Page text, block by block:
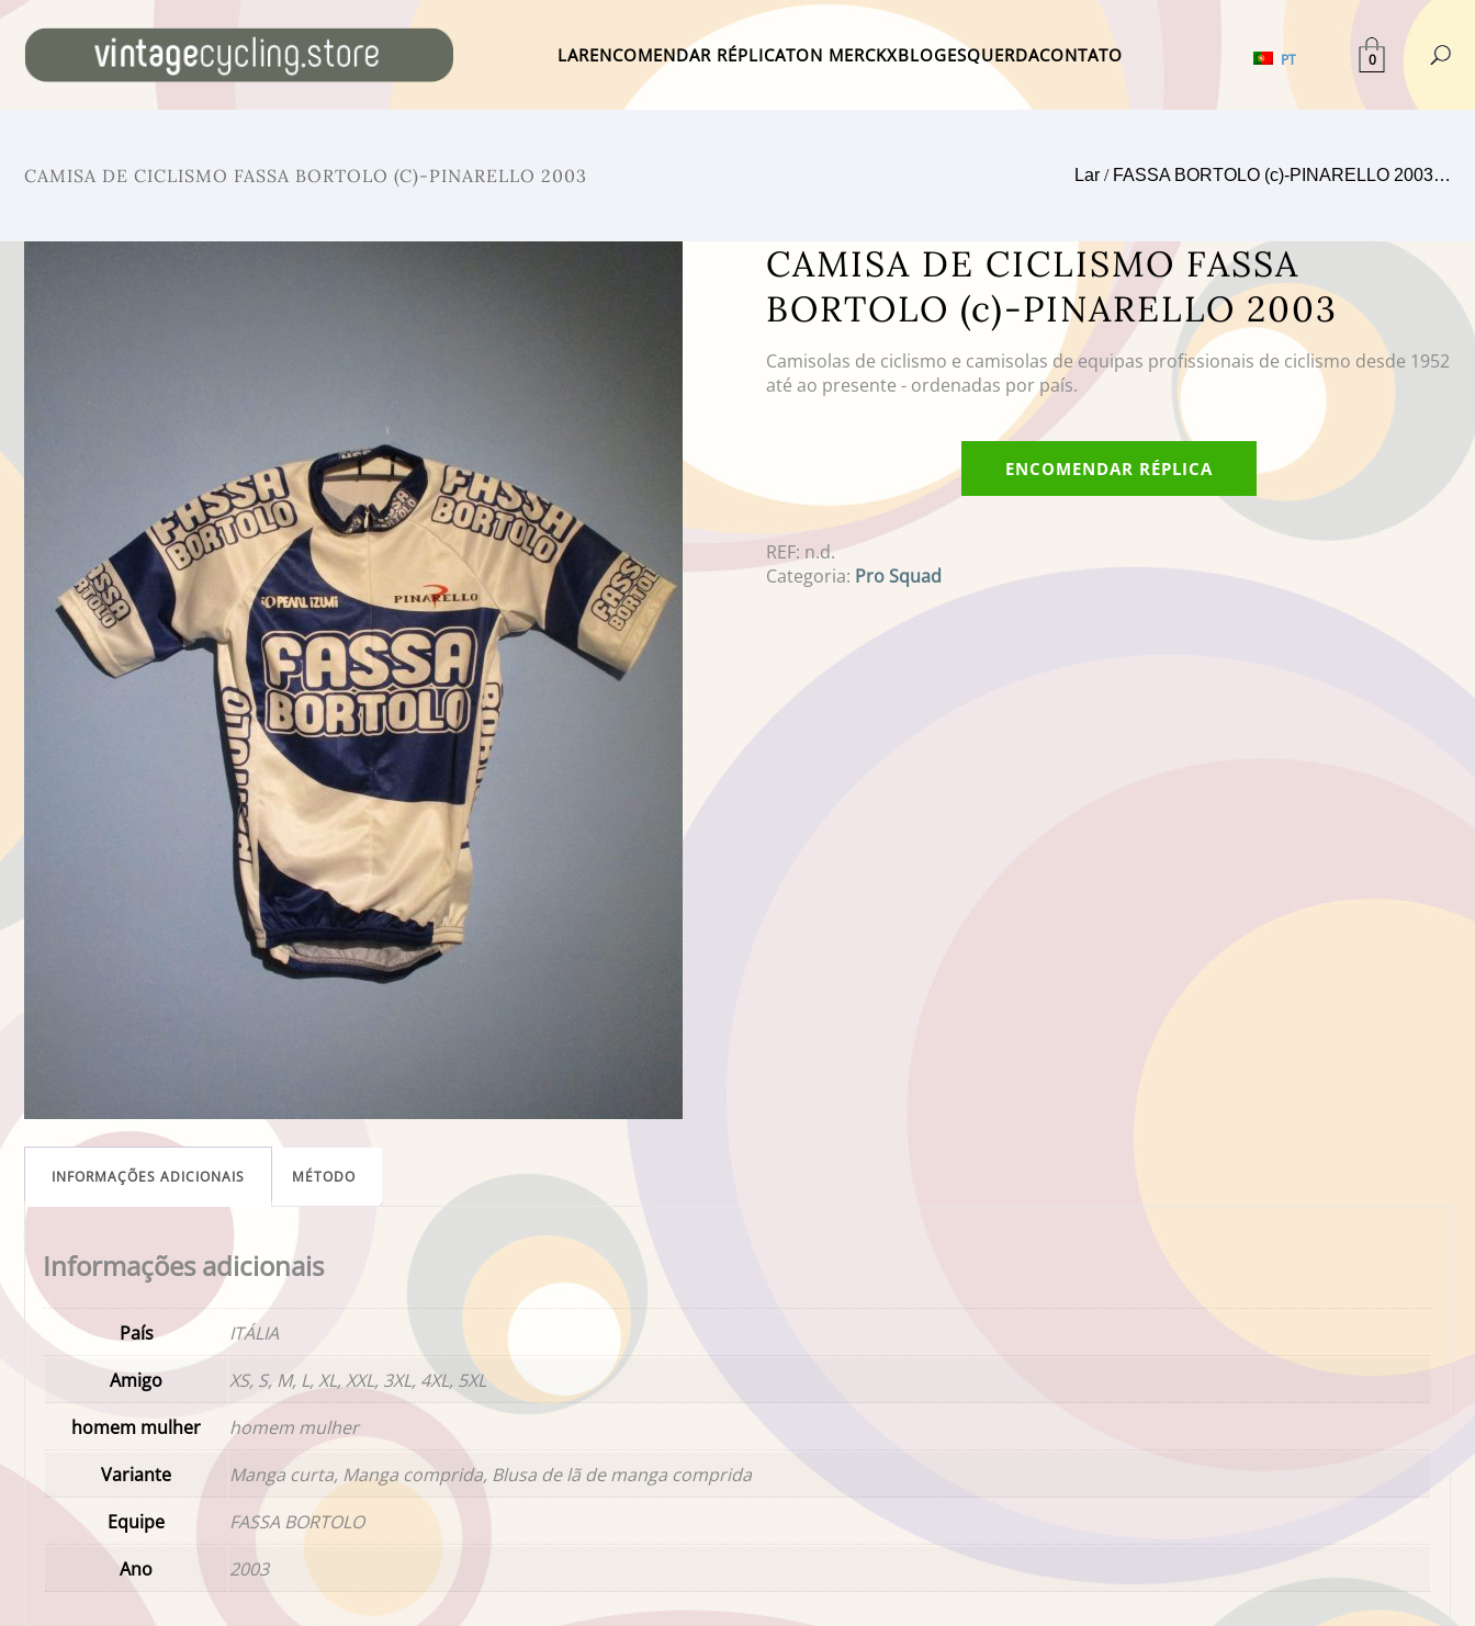
LARENCOMENDAR RÉPLICATON MERCKXBLOGESQUERDACONTATO PT 0
CAMISA DE CICLISMO FASSA BORTOLO (C)-PINARELLO 2003 Lar / FASSA BORTOLO (c)-PINARELLO 2003…
CAMISA DE CICLISMO FASSA
BORTOLO (c)-PINARELLO 2003
Camisolas de ciclismo e camisolas de equipas profissionais de ciclismo desde 1952
até ao presente - ordenadas por país.
ENCOMENDAR RÉPLICA
REF: n.d.
Categoria: Pro Squad
INFORMAÇÕES ADICIONAIS MÉTODO
Informações adicionais
País
ITÁLIA
Amigo
XS, S, M, L, XL, XXL, 3XL, 4XL, 5XL
homem mulher
homem mulher
Variante
Manga curta, Manga comprida, Blusa de lã de manga comprida
Equipe
FASSA BORTOLO
Ano
2003